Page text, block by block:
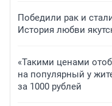
Победили рак и
История любви
«Такими ценами
на популярный у
за 1000 рублей